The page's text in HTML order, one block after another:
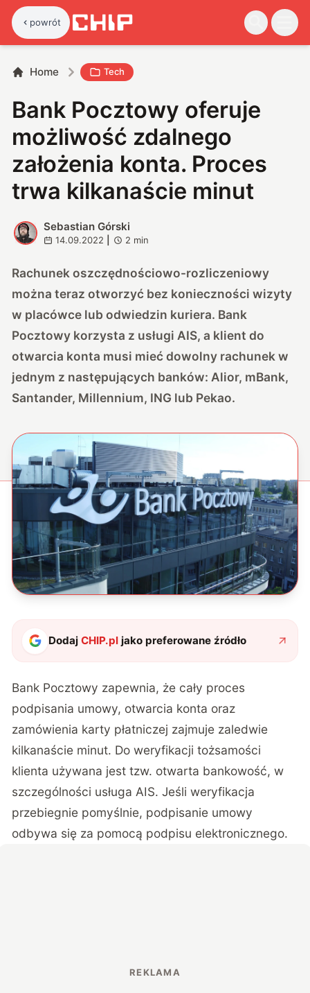
powrót
Home Tech
Bank Pocztowy oferuje
możliwość zdalnego
założenia konta. Proces
trwa kilkanaście minut
S
Sebastian Górski
14.09.2022 2 min
Rachunek oszczędnościowo-rozliczeniowy
można teraz otworzyć bez konieczności wizyty
w placówce lub odwiedzin kuriera. Bank
Pocztowy korzysta z usługi AIS, a klient do
otwarcia konta musi mieć dowolny rachunek w
jednym z następujących banków: Alior, mBank,
Santander, Millennium, ING lub Pekao.
DodajCHIP.pl jako preferowane źródło
Bank Pocztowy zapewnia, że cały proces
podpisania umowy, otwarcia konta oraz
zamówienia karty płatniczej zajmuje zaledwie
kilkanaście minut. Do weryfikacji tożsamości
klienta używana jest tzw. otwarta bankowość, w
szczególności usługa AIS. Jeśli weryfikacja
przebiegnie pomyślnie, podpisanie umowy
odbywa się za pomocą podpisu elektronicznego.